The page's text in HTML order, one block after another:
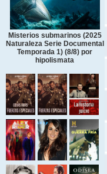
Misterios submarinos (2025
Naturaleza Serie Documental
Temporada 1) (8/8) por
hipolismata